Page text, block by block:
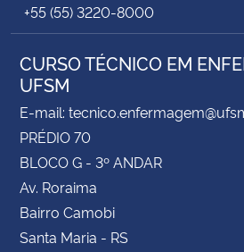
Advocacia-Geral da União
Banco Central do Brasil
Planalto
+55 (55) 3220-8000
CURSO TÉCNICO EM
UFSM
E-mail:
PRÉDIO 70
BLOCO G - 3º ANDAR
Av. Roraima
Bairro Camobi
Santa Maria - RS